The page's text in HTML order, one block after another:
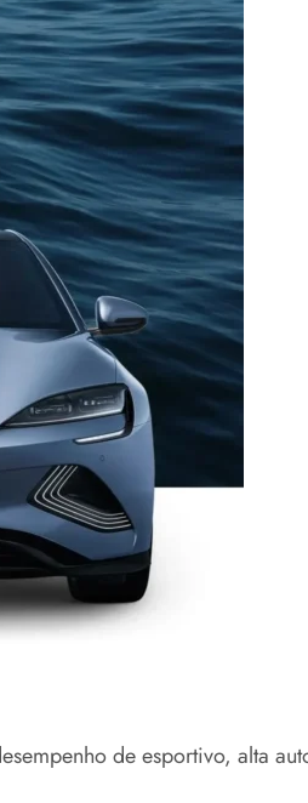
de esportivo, alta